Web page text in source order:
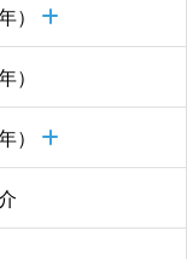
）
）
）